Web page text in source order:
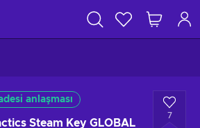
anlaşması
Steam Key GLOBAL
7